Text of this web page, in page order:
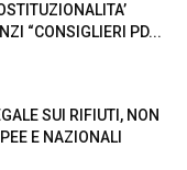
“CONSIGLIERI PD...
SUI RIFIUTI, NON
E NAZIONALI